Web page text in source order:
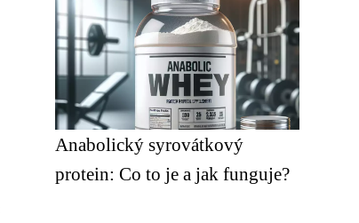
Anabolický syrovátkový
protein: Co to je a jak funguje?